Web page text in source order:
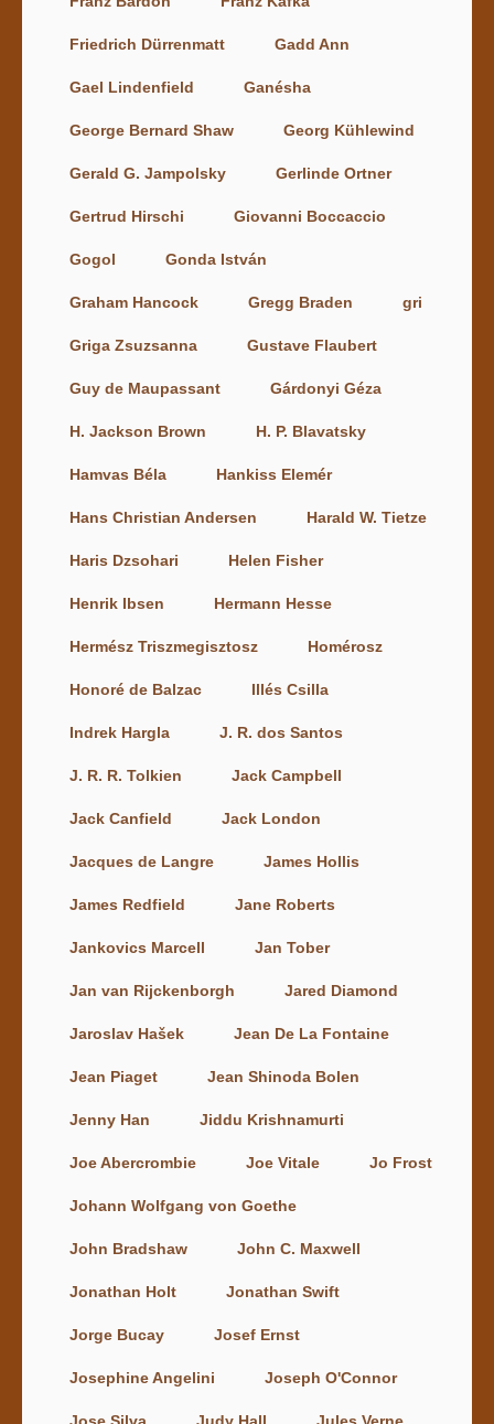
Friedrich Dürrenmatt Gadd Ann
Gael Lindenfield Ganésha
George Bernard Shaw Georg Kühlewind
Gerald G. Jampolsky Gerlinde Ortner
Gertrud Hirschi Giovanni Boccaccio
Gogol Gonda István
Graham Hancock Gregg Braden gri
Griga Zsuzsanna Gustave Flaubert
Guy de Maupassant Gárdonyi Géza
H. Jackson Brown H. P. Blavatsky
Hamvas Béla Hankiss Elemér
Hans Christian Andersen Harald W. Tietze
Haris Dzsohari Helen Fisher
Henrik Ibsen Hermann Hesse
Hermész Triszmegisztosz Homérosz
Honoré de Balzac Illés Csilla
Indrek Hargla J. R. dos Santos
J. R. R. Tolkien Jack Campbell
Jack Canfield Jack London
Jacques de Langre James Hollis
James Redfield Jane Roberts
Jankovics Marcell Jan Tober
Jan van Rijckenborgh Jared Diamond
Jaroslav Hašek Jean De La Fontaine
Jean Piaget Jean Shinoda Bolen
Jenny Han Jiddu Krishnamurti
Joe Abercrombie Joe Vitale Jo Frost
Johann Wolfgang von Goethe
John Bradshaw John C. Maxwell
Jonathan Holt Jonathan Swift
Jorge Bucay Josef Ernst
Josephine Angelini Joseph O'Connor
Jose Silva Judy Hall Jules Verne